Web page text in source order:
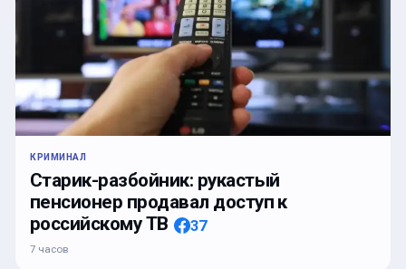
КРИМИНАЛ
Старик-разбойник: рукастый
пенсионер продавал доступ к
российскому ТВ
37
7 часов